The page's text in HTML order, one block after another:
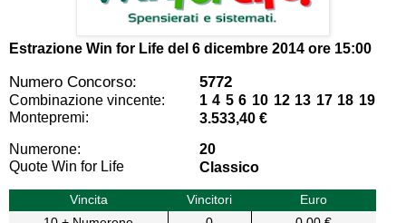
Estrazione Win for Life del 6 dicembre 2014 ore 15:00
Numero Concorso: 5772
Combinazione vincente:
1 4 5 6 10 12 13 17 18 19
Montepremi:
3.533,40 €
Numerone:
20
Quote Win for Life
Classico
Vincita Vincitori
Euro